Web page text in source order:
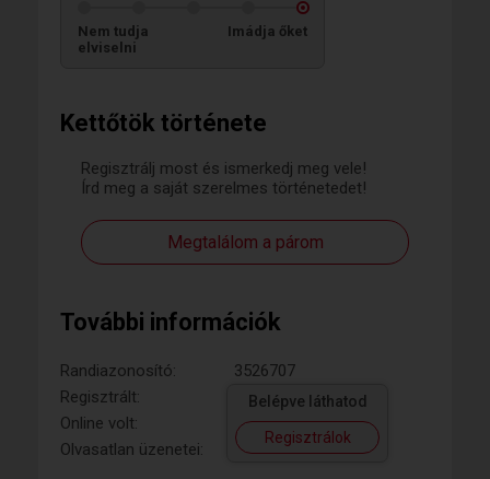
Kettőtök története
Regisztrálj most és ismerkedj meg vele!
Írd meg a saját szerelmes történetedet!
Megtalálom a párom
További információk
Randiazonosító:
3526707
Regisztrált:
Online volt:
Olvasatlan üzenetei:
Belépve láthatod
Regisztrálok
Nem tudja
elviselni
Imádja őket